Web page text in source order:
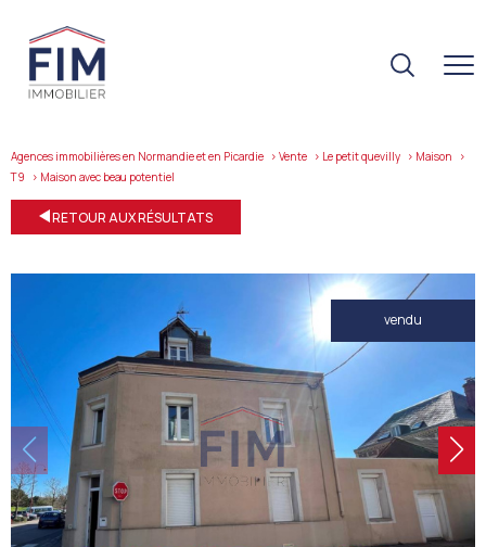
Agences immobilières en Normandie et en Picardie Vente Le petit quevilly
Maison
T9
maison avec beau potentiel
RETOUR AUX RÉSULTATS
vendu